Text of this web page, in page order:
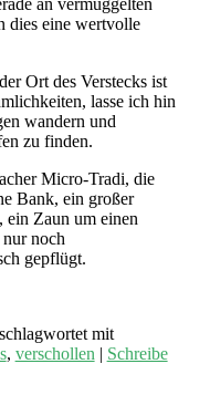
an vermuggelten
dies eine wertvolle
Ort des Verstecks ist
lasse ich hin
wandern und
zu finden.
Micro-Tradi, die
Bank, ein großer
Zaun um einen
noch
gepflügt.
mit
, verschollen | Schreibe